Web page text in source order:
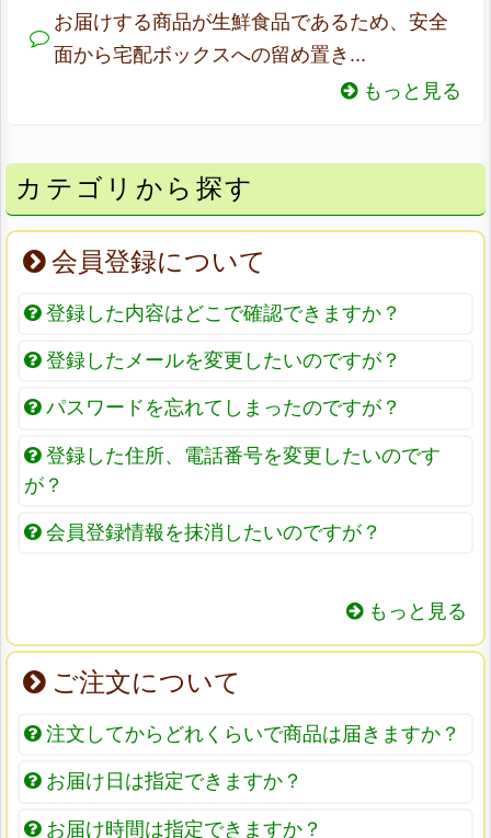
お届けする商品が生鮮食品であるため、安全
面から宅配ボックスへの留め置き...
もっと見る
カテゴリから探す
会員登録について
登録した内容はどこで確認できますか？
登録したメールを変更したいのですが？
パスワードを忘れてしまったのですが？
登録した住所、電話番号を変更したいのです
が？
会員登録情報を抹消したいのですが？
もっと見る
ご注文について
注文してからどれくらいで商品は届きますか？
お届け日は指定できますか？
お届け時間は指定できますか？